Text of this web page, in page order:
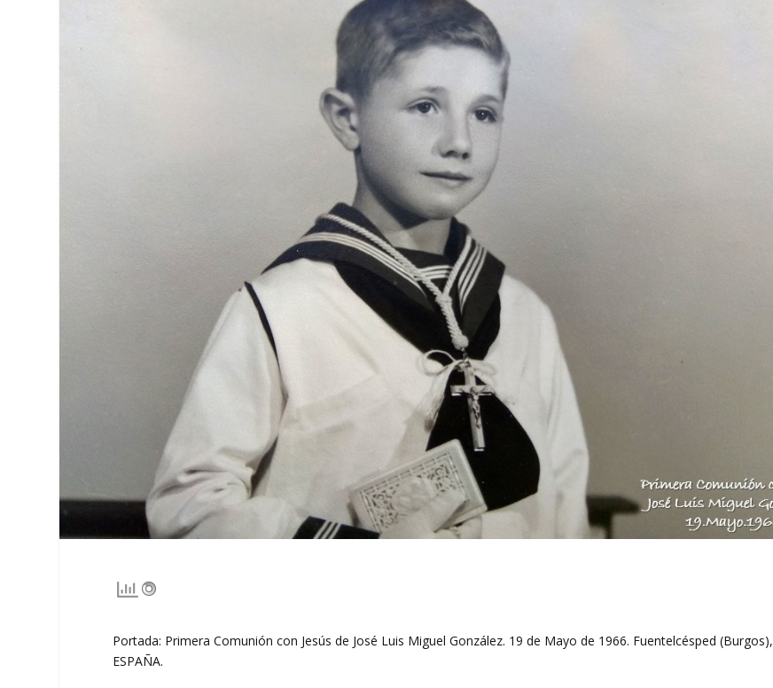
Portada: Primera Comunión con Jesús de José Luis Miguel González. 19 de Mayo de 1966. Fuentelcésped (Burgos),
ESPAÑA.